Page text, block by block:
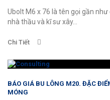
Ubolt M6 x 76 là tên gọi gần
nhà thầu và kĩ sư xây...
Chi Tiết
BÁO GIÁ BU LÔNG M20. ĐẶC
MÓNG